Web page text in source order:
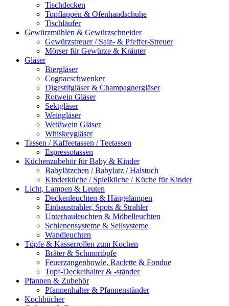
Tischdecken
Topflappen & Ofenhandschuhe
Tischläufer
Gewürzmühlen & Gewürzschneider
Gewürzstreuer / Salz- & Pfeffer-Streuer
Mörser für Gewürze & Kräuter
Gläser
Biergläser
Cognacschwenker
Digestifgläser & Champagnergläser
Rotwein Gläser
Sektgläser
Weingläser
Weißwein Gläser
Whiskeygläser
Tassen / Kaffeetassen / Teetassen
Espressotassen
Küchenzubehör für Baby & Kinder
Babylätzchen / Babylatz / Halstuch
Kinderküche / Spielküche / Küche für Kinder
Licht, Lampen & Leuten
Deckenleuchten & Hängelampen
Einbaustrahler, Spots & Strahler
Unterbauleuchten & Möbelleuchten
Schienensysteme & Seilsysteme
Wandleuchten
Töpfe & Kasserrollen zum Kochen
Bräter & Schmortöpfe
Feuerzangenbowle, Raclette & Fondue
Topf-Deckelhalter & -ständer
Pfannen & Zubehör
Pfannenhalter & Pfannenständer
Kochbücher